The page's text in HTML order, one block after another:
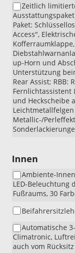
mit
1.5
Zeitlich
Paket:
Access",
up-Horn und
Unterstützung
Rear Assist; RBB:
Fernlichtassistent
und Heckscheibe
Metallic-/
Innen
Ambiente-
LED-Beleuchtung
Fußraums, 30
Automatische
Climatronic,
auch vom